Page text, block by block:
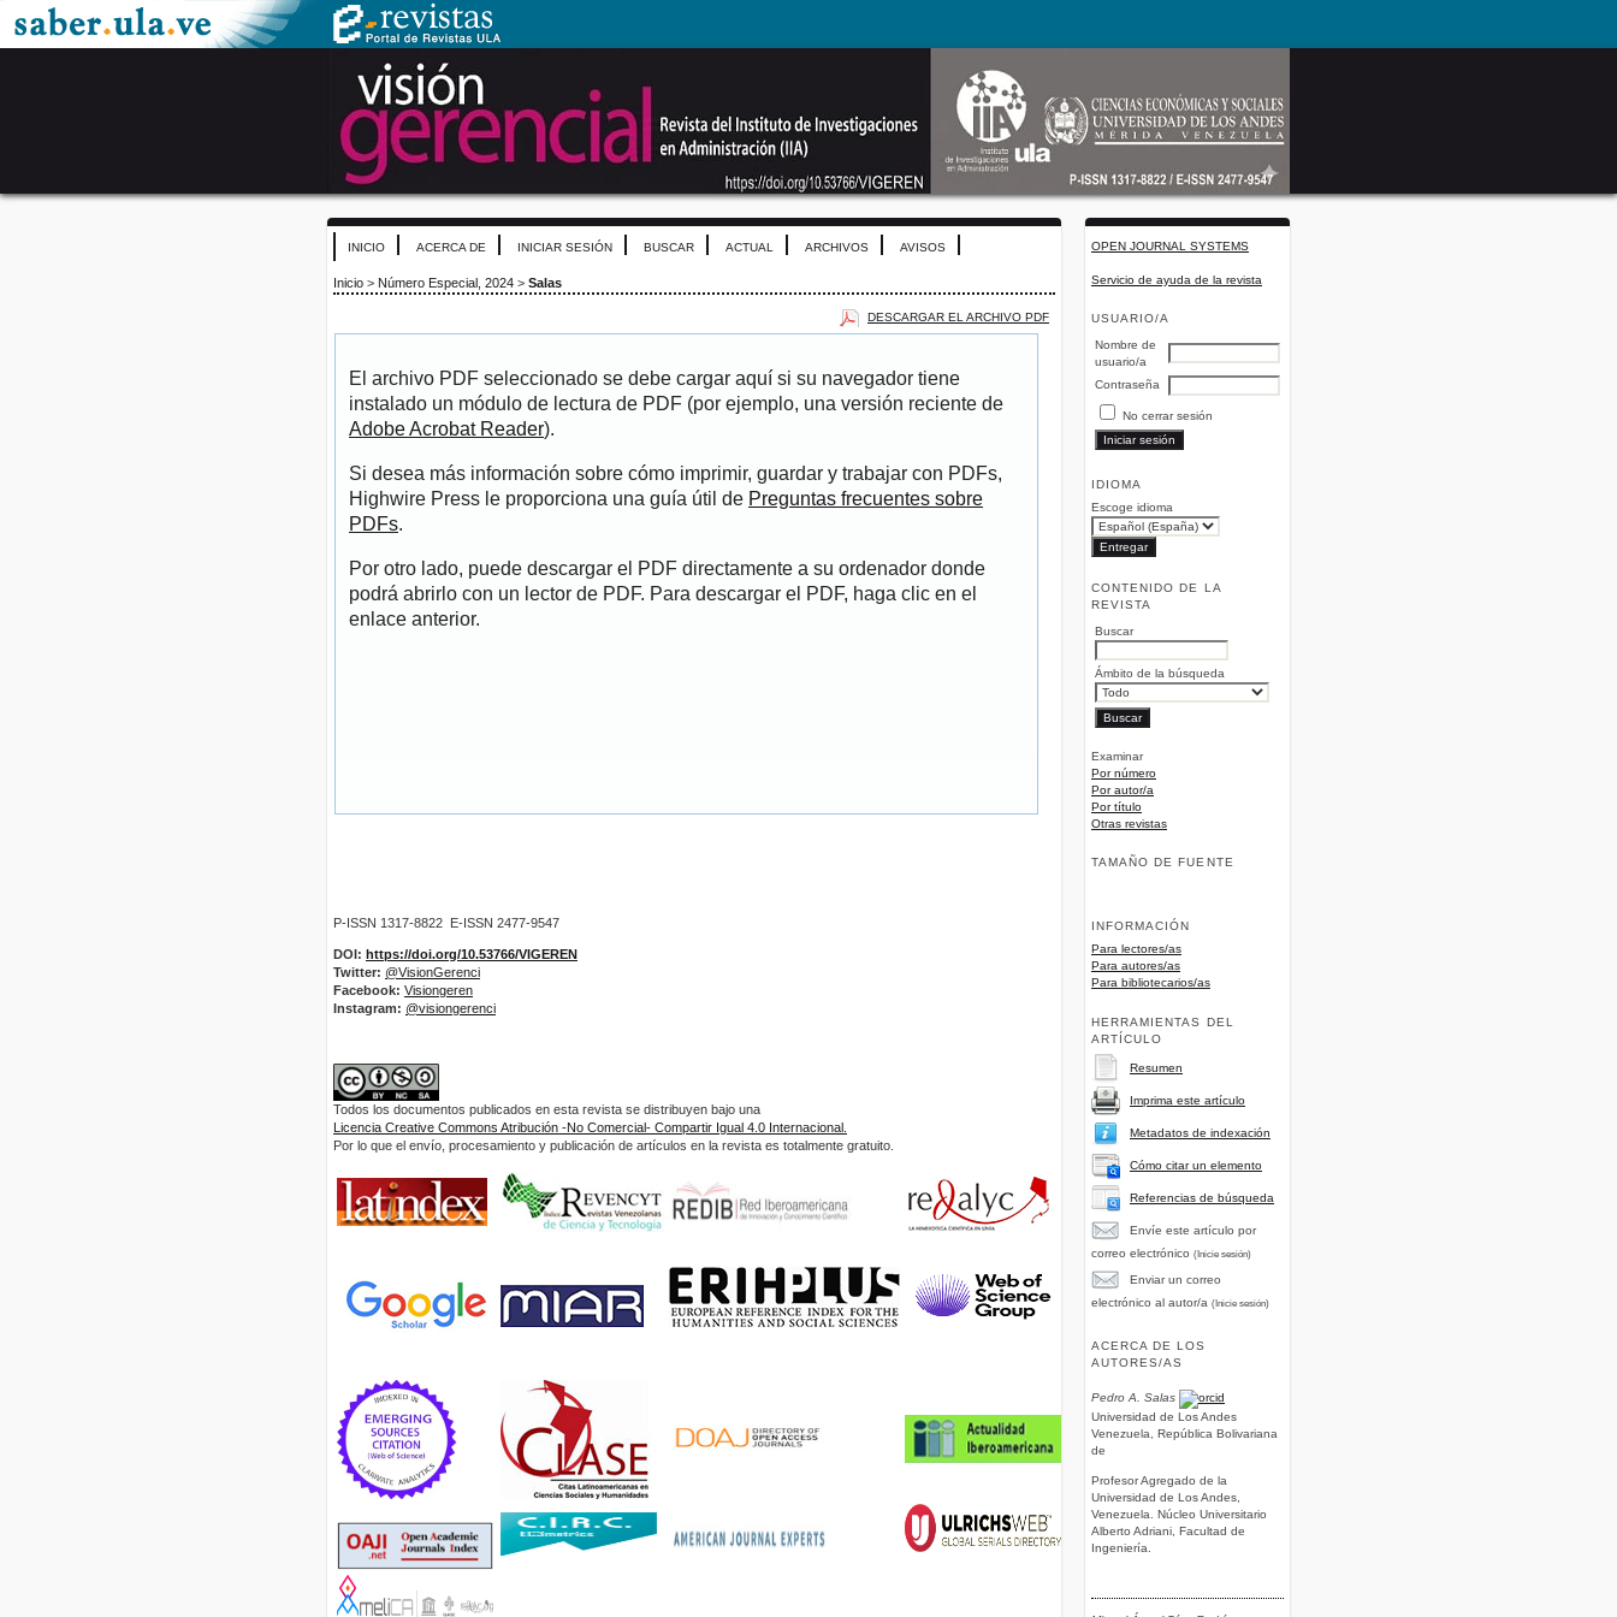
OPEN JOURNAL SYSTEMS
Servicio de ayuda de la revista
USUARIO/A
Nombre de
usuario/a
Contraseña
No cerrar sesión
IDIOMA
Escoge idioma
CONTENIDO DE LA
REVISTA
Buscar
Ámbito de la búsqueda
Examinar
Por número
Por autor/a
Por título
Otras revistas
TAMAÑO DE FUENTE
INFORMACIÓN
Para lectores/as
Para autores/as
Para bibliotecarios/as
HERRAMIENTAS DEL
ARTÍCULO
Resumen
Imprima este artículo
Metadatos de indexación
Cómo citar un elemento
Referencias de búsqueda
Envíe este artículo por
correo electrónico (Inicie sesión)
Enviar un correo
electrónico al autor/a (Inicie sesión)
ACERCA DE LOS
AUTORES/AS
Pedro A. Salas
Universidad de Los Andes
Venezuela, República Bolivariana
de
Profesor Agregado de la
Universidad de Los Andes,
Venezuela. Núcleo Universitario
Alberto Adriani, Facultad de
Ingeniería.
INICIO ACERCA DE INICIAR SESIÓN BUSCAR ACTUAL ARCHIVOS AVISOS
Inicio > Número Especial, 2024 > Salas
DESCARGAR EL ARCHIVO PDF
El archivo PDF seleccionado se debe cargar aquí si su navegador tiene
instalado un módulo de lectura de PDF (por ejemplo, una versión reciente de
Adobe Acrobat Reader).
Si desea más información sobre cómo imprimir, guardar y trabajar con PDFs,
Highwire Press le proporciona una guía útil de Preguntas frecuentes sobre
PDFs.
Por otro lado, puede descargar el PDF directamente a su ordenador donde
podrá abrirlo con un lector de PDF. Para descargar el PDF, haga clic en el
enlace anterior.
P-ISSN 1317-8822 E-ISSN 2477-9547
DOI: https://doi.org/10.53766/VIGEREN
Twitter: @VisionGerenci
Facebook: Visiongeren
Instagram: @visiongerenci
Todos los documentos publicados en esta revista se distribuyen bajo una
Licencia Creative Commons Atribución -No Comercial- Compartir Igual 4.0 Internacional.
Por lo que el envío, procesamiento y publicación de artículos en la revista es totalmente gratuito.